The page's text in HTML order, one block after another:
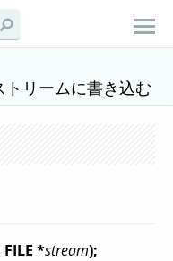
トリームに書き込む
FILE *stream);